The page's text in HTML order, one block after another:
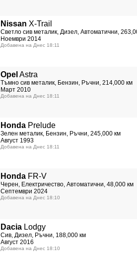
Nissan X-Trail
Светло сив металик, Дизел, Автоматични,
Ноември 2014
Добавена на Днес 18:11
Opel Astra
Тъмно сив металик, Бензин, Ръчни, 214,000 км
Март 2010
Добавена на Днес 18:11
Honda Prelude
Зелен металик, Бензин, Ръчни, 245,000 км
Август 1993
Добавена на Днес 18:11
Honda FR-V
Черен, Електричество, Автоматични, 48,000 км
Септември 2024
Добавена на Днес 18:10
Dacia Lodgy
Сив, Дизел, Ръчни, 188,000 км
Август 2016
Добавена на Днес 18:10